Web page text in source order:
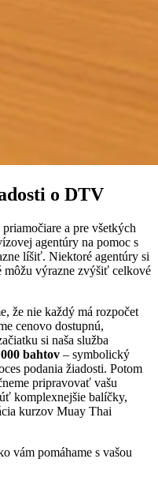
o DTV
a pre všetkých
agentúry na pomoc s
líšiť. Niektoré agentúry si
môžu výrazne zvýšiť celkové
že nie každý má rozpočet
cenovo dostupnú,
si naša služba
bahtov – symbolický
podania žiadosti. Potom
pripravovať vašu
komplexnejšie balíčky,
kurzov Muay Thai
vám pomáhame s vašou